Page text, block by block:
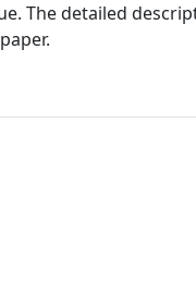
The detailed